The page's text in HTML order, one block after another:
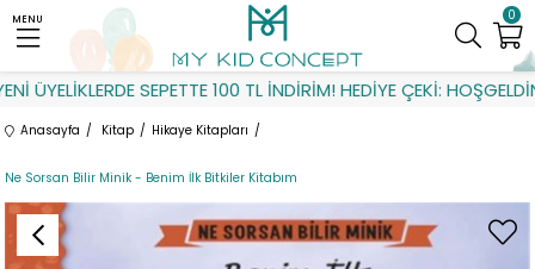
SEPETTE 100 TL İNDİRİM! HEDİYE ÇEKİ: HOŞGELDİN
0
MENU
Anasayfa Kitap Hikaye Kitapları
Ne Sorsan Bilir Minik - Benim İlk Bitkiler Kitabım